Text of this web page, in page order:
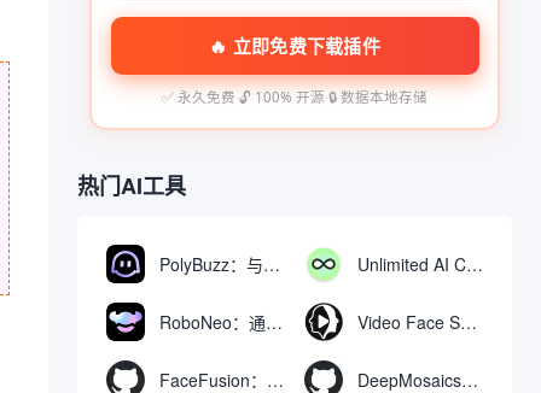
🔥 立即免费下载插件
✅ 永久免费·🔓 100% 开源·🔒 数据本地存储
热门AI工具
PolyBuzz：与AI角色互动的免费聊天与角色扮演平台 Unlimited AI Chat：免费无限制的AI聊天工具
RoboNeo：通过聊天生成和编辑视频与图像的AI工具 Video Face Swap
FaceFusion：视频换脸增强工具|语音同步视频嘴型动作 DeepMosaics：自动去除图像和视频中的马赛克，或向其添加马赛克